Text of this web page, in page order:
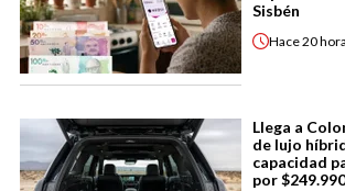
Sisbén
Hace20
Llega a
de lujo
capacidad
por